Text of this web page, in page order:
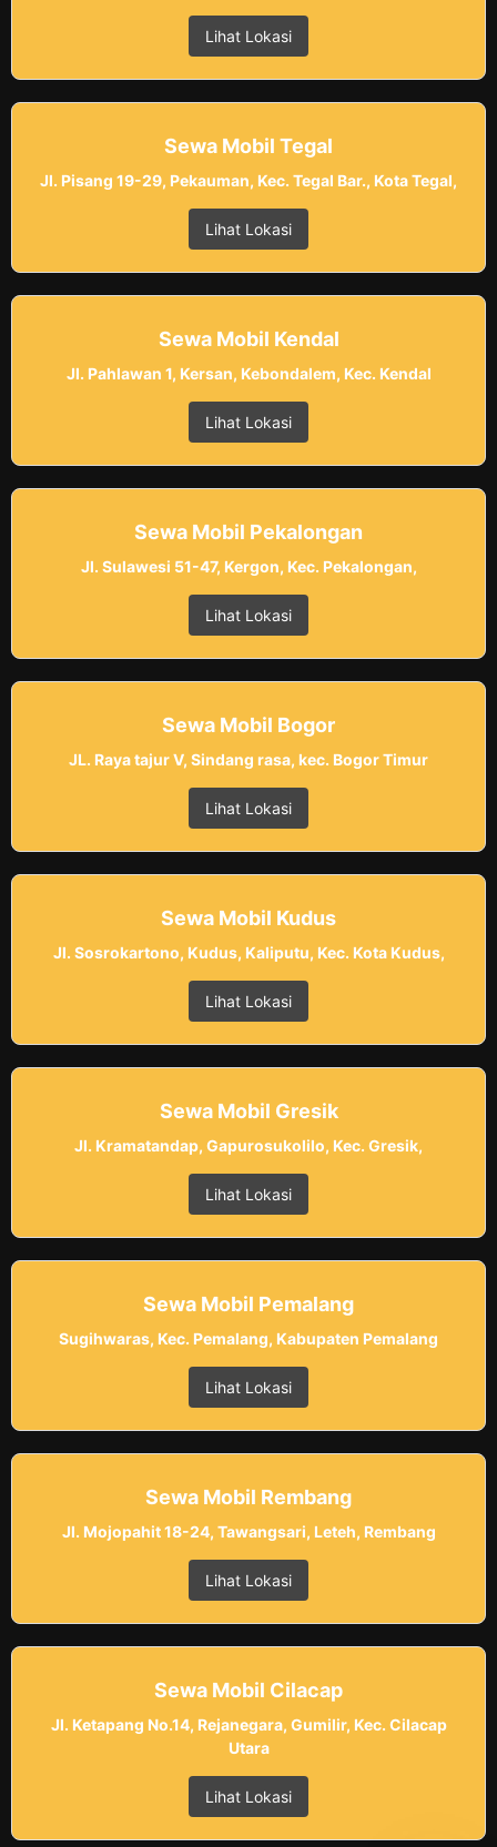
Lihat Lokasi
Sewa Mobil Tegal
Jl. Pisang 19-29, Pekauman, Kec. Tegal Bar., Kota Tegal,
Lihat Lokasi
Sewa Mobil Kendal
Jl. Pahlawan 1, Kersan, Kebondalem, Kec. Kendal
Lihat Lokasi
Sewa Mobil Pekalongan
Jl. Sulawesi 51-47, Kergon, Kec. Pekalongan,
Lihat Lokasi
Sewa Mobil Bogor
JL. Raya tajur V, Sindang rasa, kec. Bogor Timur
Lihat Lokasi
Sewa Mobil Kudus
Jl. Sosrokartono, Kudus, Kaliputu, Kec. Kota Kudus,
Lihat Lokasi
Sewa Mobil Gresik
Jl. Kramatandap, Gapurosukolilo, Kec. Gresik,
Lihat Lokasi
Sewa Mobil Pemalang
Sugihwaras, Kec. Pemalang, Kabupaten Pemalang
Lihat Lokasi
Sewa Mobil Rembang
Jl. Mojopahit 18-24, Tawangsari, Leteh, Rembang
Lihat Lokasi
Sewa Mobil Cilacap
Jl. Ketapang No.14, Rejanegara, Gumilir, Kec. Cilacap
Utara
Lihat Lokasi